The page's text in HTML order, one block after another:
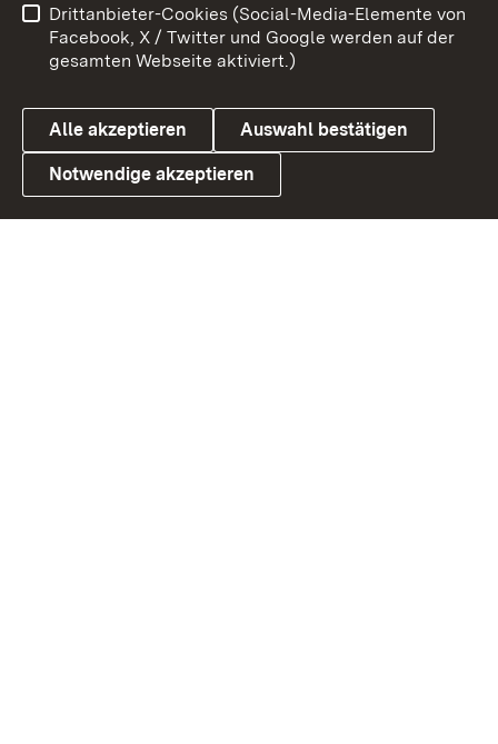
Link zum Landesportal
Barrierefreiheit
Datenschutz
Cookies
Drittanbieter-Cookies (Social-Media-Elemente von
Facebook, X / Twitter und Google werden auf der
gesamten Webseite aktiviert.)
Alle akzeptieren Auswahl bestätigen
Notwendige akzeptieren